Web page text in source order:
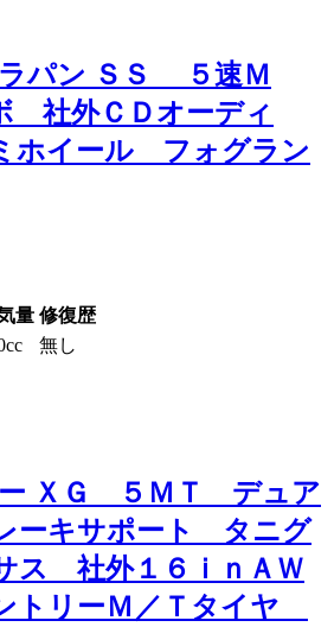
パン ＳＳ ５速Ｍ
社外ＣＤオーディ
ホイール フォグラン
量 修復歴
無し
ー ＸＧ ５ＭＴ デュア
ーキサポート タニグ
ス 社外１６ｉｎＡＷ
トリーＭ／Ｔタイヤ